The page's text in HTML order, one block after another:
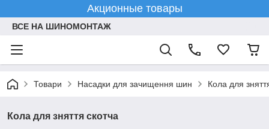
Акционные товары
ВСЕ НА ШИНОМОНТАЖ
Товари Насадки для зачищення шин Кола для
Кола для зняття скотча